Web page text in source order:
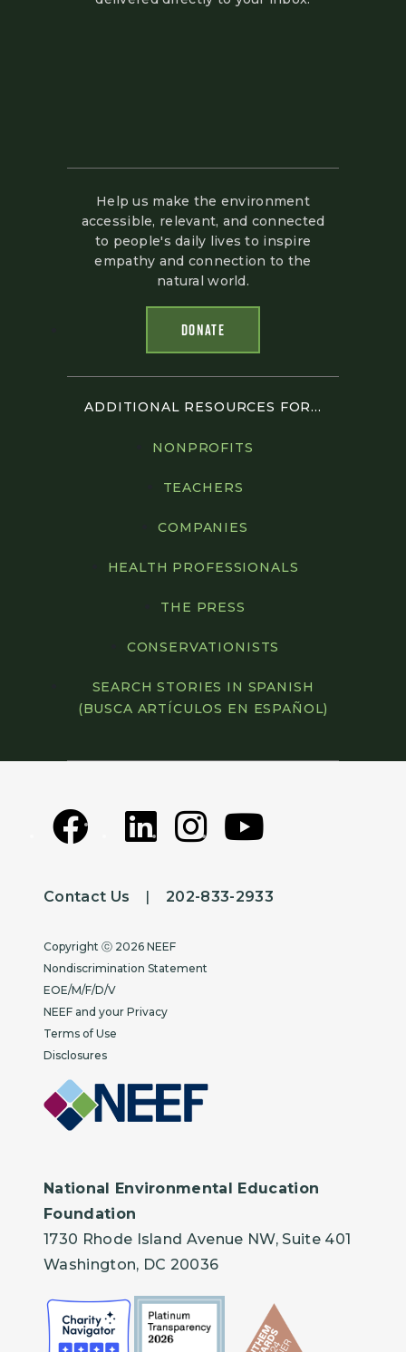
Help us make the environment
accessible, relevant, and connected
to people's daily lives to inspire
empathy and connection to the
natural world.
DONATE
ADDITIONAL RESOURCES FOR...
NONPROFITS
TEACHERS
COMPANIES
HEALTH PROFESSIONALS
THE PRESS
CONSERVATIONISTS
SEARCH STORIES IN SPANISH
(BUSCA ARTÍCULOS EN ESPAÑOL)
Contact Us |202-833-2933
Copyright
Copyright ⓒ 2026 NEEF
Nondiscrimination Statement
EOE/M/F/D/V
NEEF and your Privacy
Terms of Use
Disclosures
National Environmental Education
Foundation
1730 Rhode Island Avenue NW, Suite 401
Washington, DC 20036